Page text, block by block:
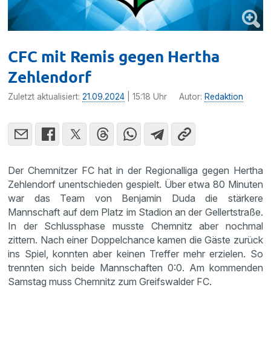
CFC mit Remis gegen Hertha
Zehlendorf
Zuletzt aktualisiert:21.09.2024 | 15:18 Uhr Autor: Redaktion
Der Chemnitzer FC hat in der Regionalliga gegen Hertha
Zehlendorf unentschieden gespielt. Über etwa 80 Minuten
war das Team von Benjamin Duda die stärkere
Mannschaft auf dem Platz im Stadion an der Gellertstraße.
In der Schlussphase musste Chemnitz aber nochmal
zittern. Nach einer Doppelchance kamen die Gäste zurück
ins Spiel, konnten aber keinen Treffer mehr erzielen. So
trennten sich beide Mannschaften 0:0. Am kommenden
Samstag muss Chemnitz zum Greifswalder FC.